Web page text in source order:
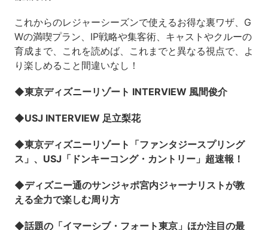
これからのレジャーシーズンで使えるお得な裏ワザ、G
Wの満喫プラン、IP戦略や集客術、キャストやクルーの
育成まで、これを読めば、これまでと異なる視点で、よ
り楽しめること間違いなし！
◆東京ディズニーリゾート INTERVIEW 風間俊介
◆USJ INTERVIEW 足立梨花
◆東京ディズニーリゾート「ファンタジースプリング
ス」、USJ「ドンキーコング・カントリー」超速報！
◆ディズニー通のサンジャポ宮内ジャーナリストが教
える全力で楽しむ周り方
◆話題の「イマーシブ・フォート東京」ほか注目の最